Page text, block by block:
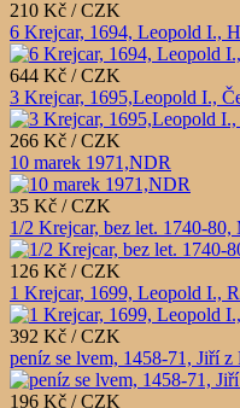
210 Kč / CZK
6 Krejcar, 1694, Leopold I.,
644 Kč / CZK
3 Krejcar, 1695,Leopold I.,
266 Kč / CZK
10 marek 1971,NDR
35 Kč / CZK
1/2 Krejcar, bez let. 1740-80,
126 Kč / CZK
1 Krejcar, 1699, Leopold I.,
392 Kč / CZK
peníz se lvem, 1458-71, Jiří z
196 Kč / CZK